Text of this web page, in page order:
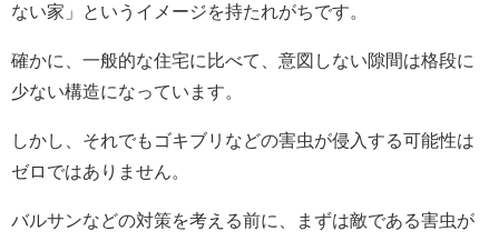
ない家」というイメージを持たれがちです。
確かに、一般的な住宅に比べて、意図しない隙間は格段に
少ない構造になっています。
しかし、それでもゴキブリなどの害虫が侵入する可能性は
ゼロではありません。
バルサンなどの対策を考える前に、まずは敵である害虫が